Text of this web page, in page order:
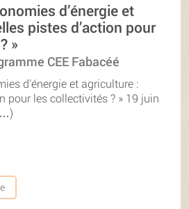
d’énergie et
pistes d’action pour
»
CEE Fabacéé
d’énergie et agriculture :
pour les collectivités ? » 19 juin